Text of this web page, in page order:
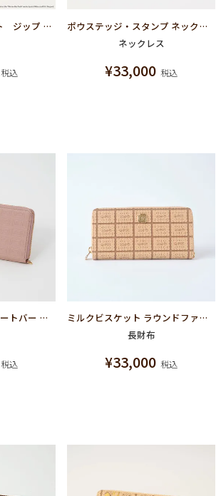
プー/ハニービスケット ジップ トートバッグ【ディズニー アクセサリー】
税込
ポウステッジ・スタンプ ネックレス
ネックレス
¥33,000 税込
ストロベリーチョコレートバー ラウンドファスナーウォレット（財布）
税込
ミルクビスケット ラウンドファスナーウォレット（長財布）
長財布
¥33,000 税込